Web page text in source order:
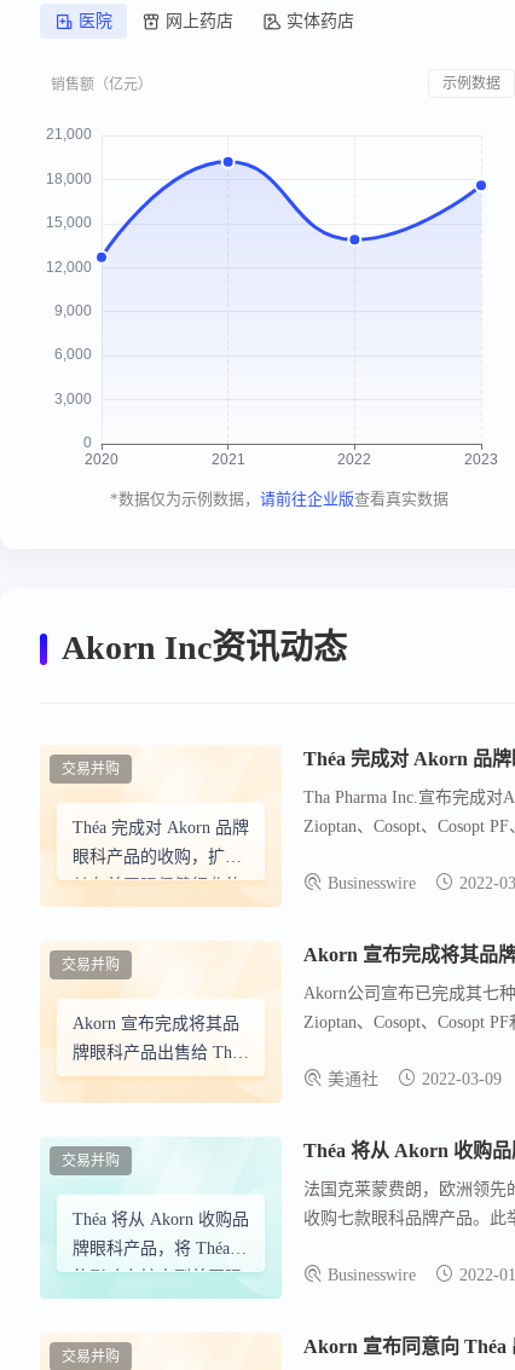
医院 网上药店 实体药店
示例数据
*数据仅为示例数据， 请前往企业版查看真实数据
Akorn Inc资讯动态
Théa 完成对 Akorn 品牌
眼科产品的收购，扩大
其在美国眼保健行业的
交易并购 Théa 完成对 Akorn 品
Tha Pharma Inc.宣布完成对
Zioptan、Cosopt、Cosopt
的上市活动，并提交了首个
Businesswire 2022-
Akorn 宣布完成将其品
牌眼科产品出售给 Théa
Pharma
交易并购 Akorn 宣布完成将其品
Akorn公司宣布已完成其七
Zioptan、Cosopt、Cosopt
充满信心。Akorn将继续投
剂、口服液体、耳科、外
美通社 2022-03-09
Théa 将从 Akorn 收购品
牌眼科产品，将 Théa
的影响力扩大到美国眼
交易并购 Théa 将从 Akorn 收购
法国克莱蒙费朗，欧洲领先
收购七款眼科品牌产品。此
将扩大团队以支持美国市场
眼治疗药物latanoprost的新
Businesswire 2022-
交易并购 Akorn 宣布同意向 Théa